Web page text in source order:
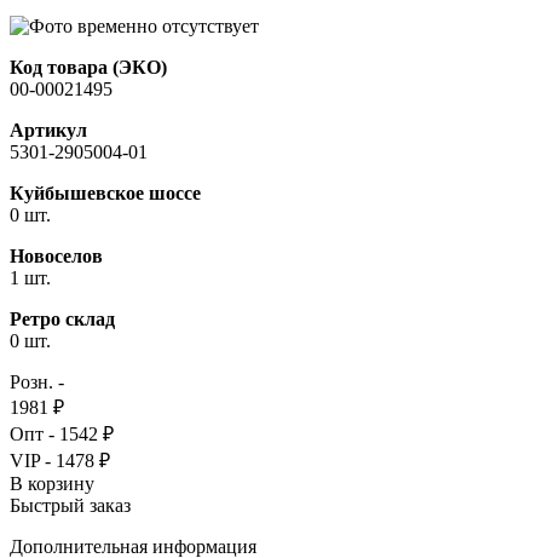
Код товара (ЭКО)
00-00021495
Артикул
5301-2905004-01
Куйбышевское шоссе
0 шт.
Новоселов
1 шт.
Ретро склад
0 шт.
Розн. -
1981 ₽
Опт - 1542 ₽
VIP - 1478 ₽
В корзину
Быстрый заказ
Дополнительная информация